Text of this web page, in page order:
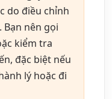
do điều chỉnh
Bạn nên gọi
kiểm tra
đặc biệt nếu
lý hoặc đi